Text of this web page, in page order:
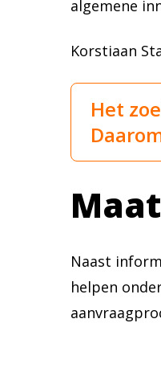
algemene
Korstiaan
Het
Naast
helpen